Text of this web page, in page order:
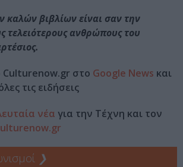
βιβλίων είναι σαν την
τελειότερους ανθρώπους του
Culturenow.gr στο Google News και
τις ειδήσεις
νέα για την Τέχνη και τον
❯